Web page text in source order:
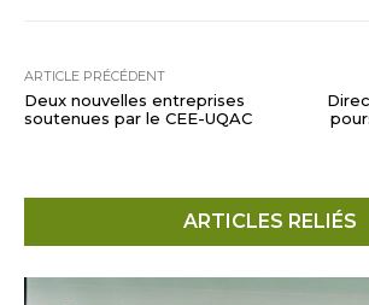
ARTICLE PRÉCÉDENT
Deux nouvelles entreprises
soutenues par le CEE-UQAC
ARTICLES RELIÉS